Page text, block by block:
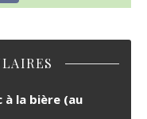
à la bière (au